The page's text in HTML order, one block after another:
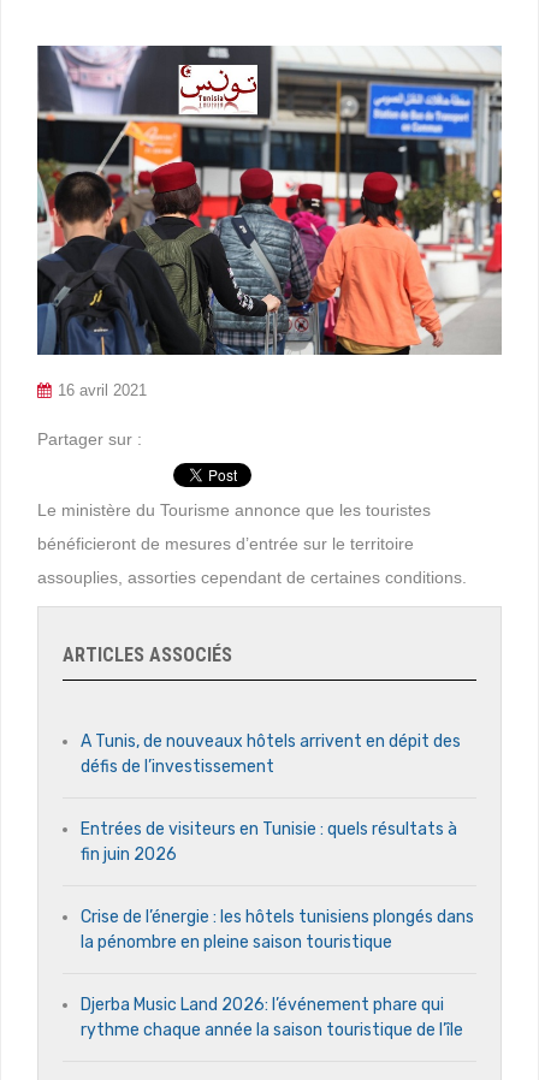
16 avril 2021
Partager sur :
Le ministère du Tourisme annonce que les touristes
bénéficieront de mesures d’entrée sur le territoire
assouplies, assorties cependant de certaines conditions.
ARTICLES ASSOCIÉS
A Tunis, de nouveaux hôtels arrivent en dépit des
défis de l’investissement
Entrées de visiteurs en Tunisie : quels résultats à
fin juin 2026
Crise de l’énergie : les hôtels tunisiens plongés dans
la pénombre en pleine saison touristique
Djerba Music Land 2026: l’événement phare qui
rythme chaque année la saison touristique de l’île